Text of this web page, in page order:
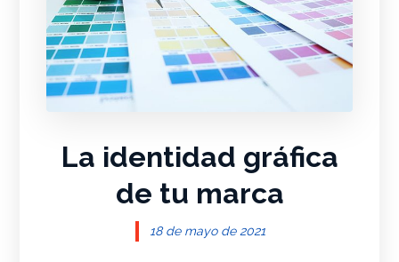
La identidad gráfica
de tu marca
18 de mayo de 2021